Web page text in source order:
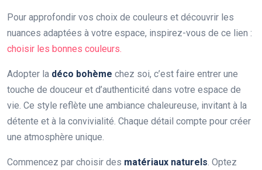
Pour approfondir vos choix de couleurs et découvrir les
nuances adaptées à votre espace, inspirez-vous de ce lien :
choisir les bonnes couleurs.
Adopter la déco bohème chez soi, c’est faire entrer une
touche de douceur et d’authenticité dans votre espace de
vie. Ce style reflète une ambiance chaleureuse, invitant à la
détente et à la convivialité. Chaque détail compte pour créer
une atmosphère unique.
Commencez par choisir des matériaux naturels. Optez